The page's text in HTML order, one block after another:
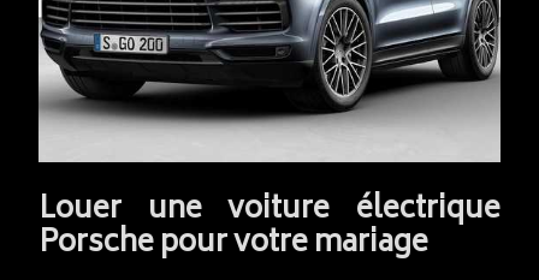
Louer une voiture électrique
Porsche pour votre mariage